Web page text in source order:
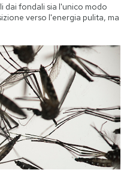
dai fondali sia l'unico modo
verso l'energia pulita, ma